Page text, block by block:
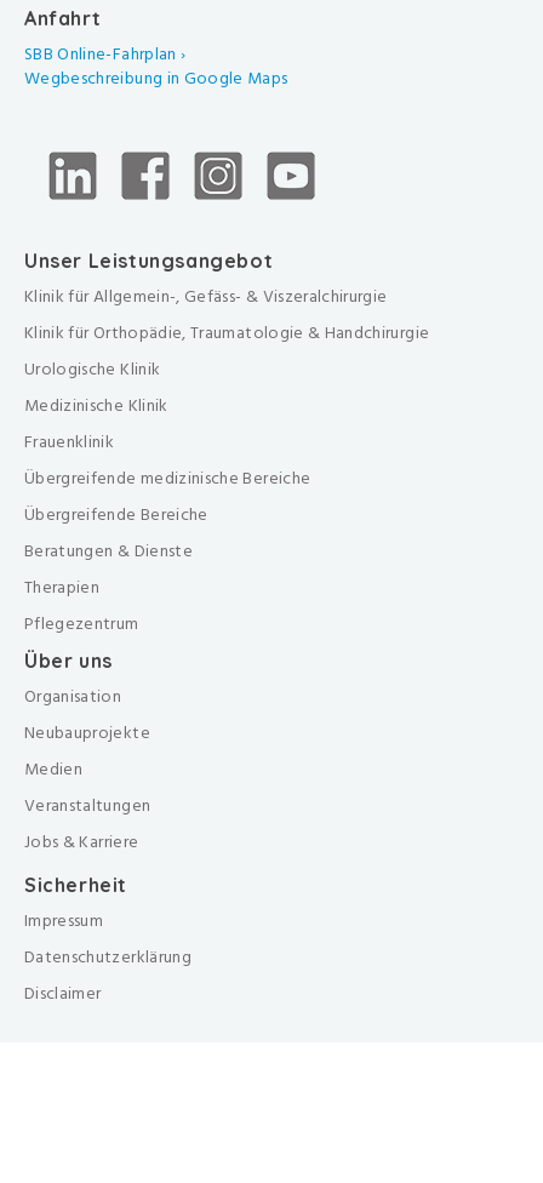
Anfahrt
SBB Online-Fahrplan ›
Wegbeschreibung in Google Maps
Unser Leistungsangebot
Klinik für Allgemein-, Gefäss- & Viszeralchirurgie
Klinik für Orthopädie, Traumatologie & Handchirurgie
Urologische Klinik
Medizinische Klinik
Frauenklinik
Übergreifende medizinische Bereiche
Übergreifende Bereiche
Beratungen & Dienste
Therapien
Pflegezentrum
Über uns
Organisation
Neubauprojekte
Medien
Veranstaltungen
Jobs & Karriere
Sicherheit
Impressum
Datenschutzerklärung
Disclaimer